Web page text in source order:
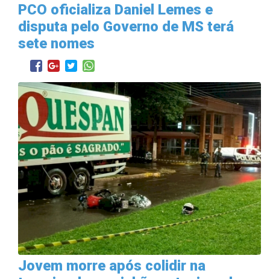
PCO oficializa Daniel Lemes e
disputa pelo Governo de MS terá
sete nomes
Jovem morre após colidir na